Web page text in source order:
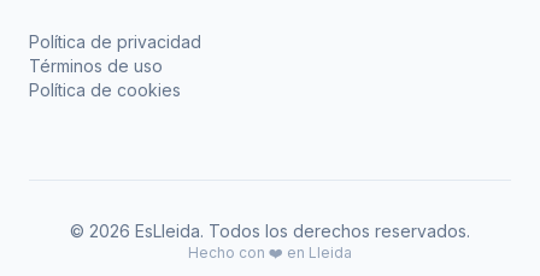
Política de privacidad
Términos de uso
Política de cookies
© 2026 EsLleida. Todos los derechos reservados.
Hecho con ❤️ en Lleida